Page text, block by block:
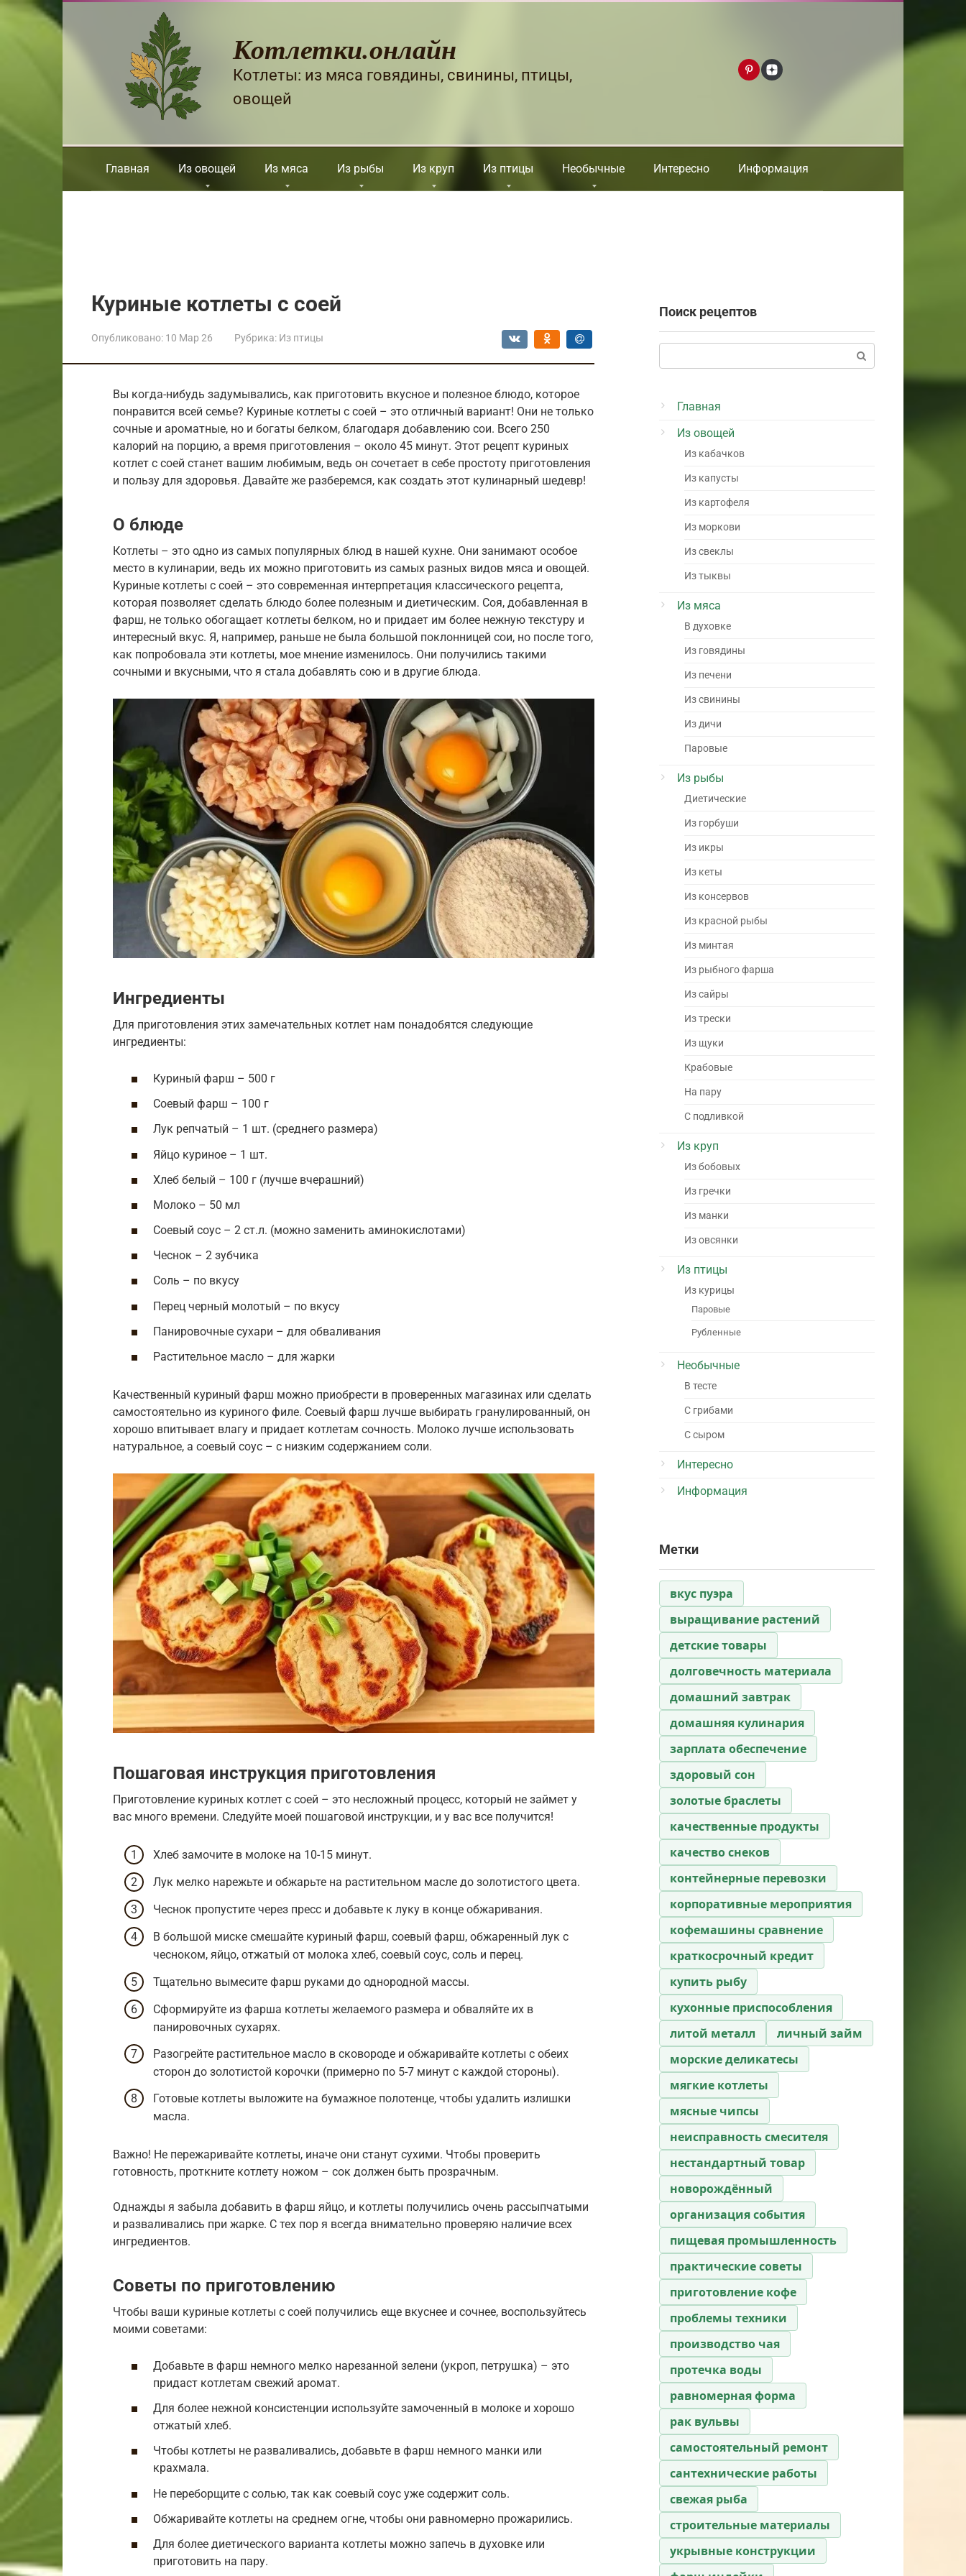
Перейти
Котлетки.онлайн
Котлеты: из мяса говядины, свинины, птицы,
овощей
Главная Из овощей Из мяса Из рыбы Из круп Из птицы Необычные Интересно Информация
Куриные котлеты с соей
Опубликовано: 10 Мар 26 Рубрика: Из птицы
Вы когда-нибудь задумывались, как приготовить вкусное и полезное блюдо, которое
понравится всей семье? Куриные котлеты с соей – это отличный вариант! Они не только
сочные и ароматные, но и богаты белком, благодаря добавлению сои. Всего 250
калорий на порцию, а время приготовления – около 45 минут. Этот рецепт куриных
котлет с соей станет вашим любимым, ведь он сочетает в себе простоту приготовления
и пользу для здоровья. Давайте же разберемся, как создать этот кулинарный шедевр!
О блюде
Котлеты – это одно из самых популярных блюд в нашей кухне. Они занимают особое
место в кулинарии, ведь их можно приготовить из самых разных видов мяса и овощей.
Куриные котлеты с соей – это современная интерпретация классического рецепта,
которая позволяет сделать блюдо более полезным и диетическим. Соя, добавленная в
фарш, не только обогащает котлеты белком, но и придает им более нежную текстуру и
интересный вкус. Я, например, раньше не была большой поклонницей сои, но после того,
как попробовала эти котлеты, мое мнение изменилось. Они получились такими
сочными и вкусными, что я стала добавлять сою и в другие блюда.
Ингредиенты
Для приготовления этих замечательных котлет нам понадобятся следующие
ингредиенты:
Куриный фарш – 500 г
Соевый фарш – 100 г
Лук репчатый – 1 шт. (среднего размера)
Яйцо куриное – 1 шт.
Хлеб белый – 100 г (лучше вчерашний)
Молоко – 50 мл
Соевый соус – 2 ст.л. (можно заменить аминокислотами)
Чеснок – 2 зубчика
Соль – по вкусу
Перец черный молотый – по вкусу
Панировочные сухари – для обваливания
Растительное масло – для жарки
Качественный куриный фарш можно приобрести в проверенных магазинах или сделать
самостоятельно из куриного филе. Соевый фарш лучше выбирать гранулированный, он
хорошо впитывает влагу и придает котлетам сочность. Молоко лучше использовать
натуральное, а соевый соус – с низким содержанием соли.
Пошаговая инструкция приготовления
Приготовление куриных котлет с соей – это несложный процесс, который не займет у
вас много времени. Следуйте моей пошаговой инструкции, и у вас все получится!
Хлеб замочите в молоке на 10-15 минут.
Лук мелко нарежьте и обжарьте на растительном масле до золотистого цвета.
Чеснок пропустите через пресс и добавьте к луку в конце обжаривания.
В большой миске смешайте куриный фарш, соевый фарш, обжаренный лук с
чесноком, яйцо, отжатый от молока хлеб, соевый соус, соль и перец.
Тщательно вымесите фарш руками до однородной массы.
Сформируйте из фарша котлеты желаемого размера и обваляйте их в
панировочных сухарях.
Разогрейте растительное масло в сковороде и обжаривайте котлеты с обеих
сторон до золотистой корочки (примерно по 5-7 минут с каждой стороны).
Готовые котлеты выложите на бумажное полотенце, чтобы удалить излишки
масла.
Важно! Не пережаривайте котлеты, иначе они станут сухими. Чтобы проверить
готовность, проткните котлету ножом – сок должен быть прозрачным.
Однажды я забыла добавить в фарш яйцо, и котлеты получились очень рассыпчатыми
и разваливались при жарке. С тех пор я всегда внимательно проверяю наличие всех
ингредиентов.
Советы по приготовлению
Чтобы ваши куриные котлеты с соей получились еще вкуснее и сочнее, воспользуйтесь
моими советами:
Добавьте в фарш немного мелко нарезанной зелени (укроп, петрушка) – это
придаст котлетам свежий аромат.
Для более нежной консистенции используйте замоченный в молоке и хорошо
отжатый хлеб.
Чтобы котлеты не разваливались, добавьте в фарш немного манки или
крахмала.
Не переборщите с солью, так как соевый соус уже содержит соль.
Обжаривайте котлеты на среднем огне, чтобы они равномерно прожарились.
Для более диетического варианта котлеты можно запечь в духовке или
приготовить на пару.
Поиск рецептов
Главная
Из овощей
Из кабачков
Из капусты
Из картофеля
Из моркови
Из свеклы
Из тыквы
Из мяса
В духовке
Из говядины
Из печени
Из свинины
Из дичи
Паровые
Из рыбы
Диетические
Из горбуши
Из икры
Из кеты
Из консервов
Из красной рыбы
Из минтая
Из рыбного фарша
Из сайры
Из трески
Из щуки
Крабовые
На пару
С подливкой
Из круп
Из бобовых
Из гречки
Из манки
Из овсянки
Из птицы
Из курицы
Паровые
Рубленные
Необычные
В тесте
С грибами
С сыром
Интересно
Информация
Метки
вкус пуэра
выращивание растений
детские товары
долговечность материала
домашний завтрак
домашняя кулинария
зарплата обеспечение
здоровый сон
золотые браслеты
качественные продукты
качество снеков
контейнерные перевозки
корпоративные мероприятия
кофемашины сравнение
краткосрочный кредит
купить рыбу
кухонные приспособления
литой металл
личный займ
морские деликатесы
мягкие котлеты
мясные чипсы
неисправность смесителя
нестандартный товар
новорождённый
организация события
пищевая промышленность
практические советы
приготовление кофе
проблемы техники
производство чая
протечка воды
равномерная форма
рак вульвы
самостоятельный ремонт
сантехнические работы
свежая рыба
строительные материалы
укрывные конструкции